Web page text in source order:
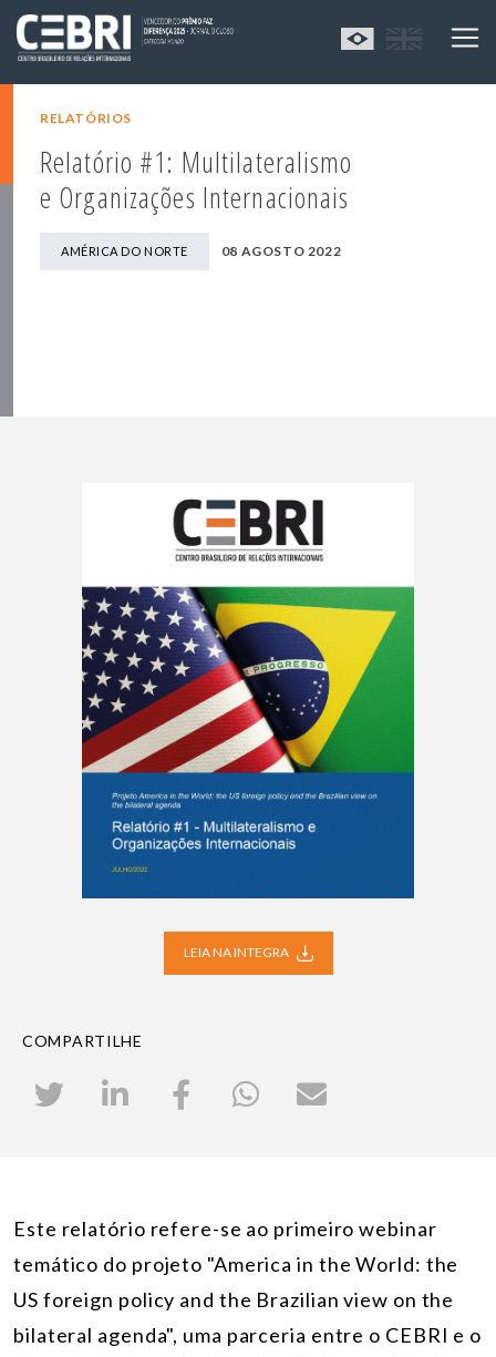
RELATÓRIOS
Relatório #1: Multilateralismo
e Organizações Internacionais
AMÉRICA DO NORTE 08 AGOSTO 2022
LEIA NA INTEGRA
COMPARTILHE
Este relatório refere-se ao primeiro webinar
temático do projeto "America in the World: the
US foreign policy and the Brazilian view on the
bilateral agenda", uma parceria entre o CEBRI e o